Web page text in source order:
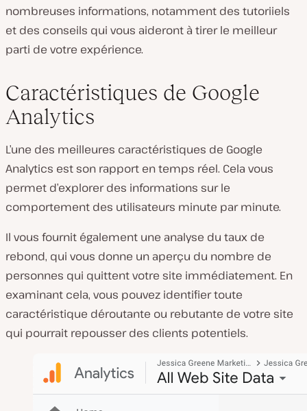
nombreuses informations, notamment des tutoriiels
et des conseils qui vous aideront à tirer le meilleur
parti de votre expérience.
Caractéristiques de Google
Analytics
L’une des meilleures caractéristiques de Google
Analytics est son rapport en temps réel. Cela vous
permet d’explorer des informations sur le
comportement des utilisateurs minute par minute.
Il vous fournit également une analyse du taux de
rebond, qui vous donne un aperçu du nombre de
personnes qui quittent votre site immédiatement. En
examinant cela, vous pouvez identifier toute
caractéristique déroutante ou rebutante de votre site
qui pourrait repousser des clients potentiels.